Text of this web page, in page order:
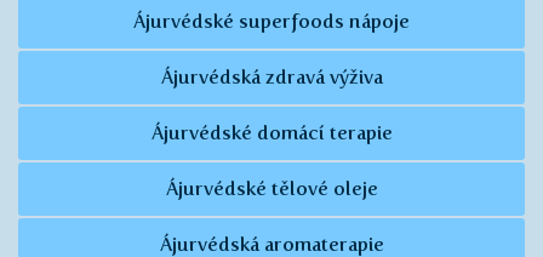
Ájurvédské superfoods nápoje
Ájurvédská zdravá výživa
Ájurvédské domácí terapie
Ájurvédské tělové oleje
Ájurvédská aromaterapie